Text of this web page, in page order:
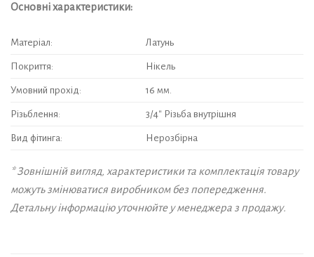
Основні характеристики:
Матеріал: Латунь
Покриття: Нікель
Умовний прохід: 16 мм.
Різьблення: 3/4″ Різьба внутрішня
Вид фітинга: Нерозбірна
* Зовнішній вигляд, характеристики та комплектація товару
можуть змінюватися виробником без попередження.
Детальну інформацію уточнюйте у менеджера з продажу.